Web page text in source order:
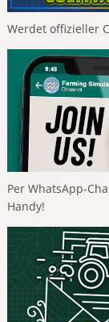
Werdet offizieller
Per WhatsApp-
Handy!